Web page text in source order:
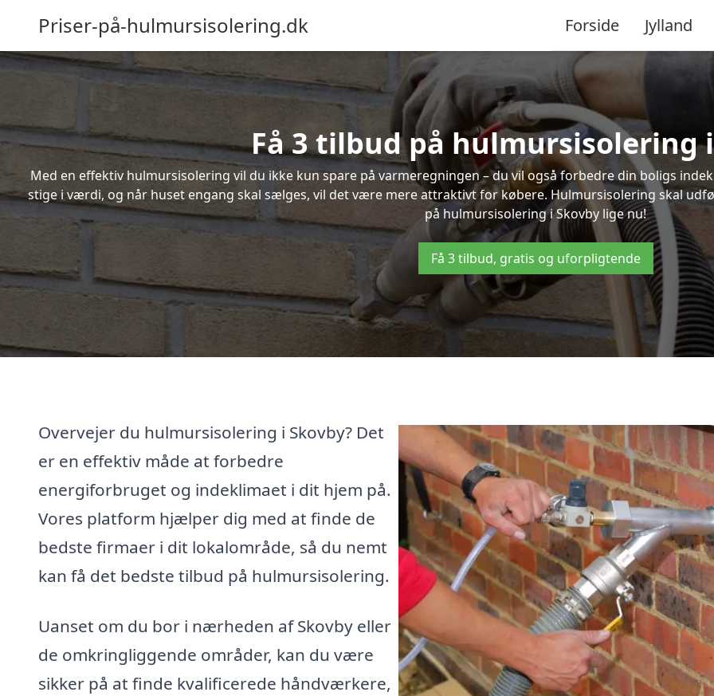
Priser-på-hulmursisolering.dk Forside Jylland
Få 3 tilbud på hulmursisolering
Med en effektiv hulmursisolering vil du ikke kun spare på varmeregningen – du vil også forbedre din boligs
stige i værdi, og når huset engang skal sælges, vil det være mere attraktivt for købere. Hulmursisolering skal
på hulmursisolering i Skovby lige nu!
Få 3 tilbud, gratis og uforpligtende
Overvejer du hulmursisolering i Skovby? Det
er en effektiv måde at forbedre
energiforbruget og indeklimaet i dit hjem på.
Vores platform hjælper dig med at finde de
bedste firmaer i dit lokalområde, så du nemt
kan få det bedste tilbud på hulmursisolering.
Uanset om du bor i nærheden af Skovby eller
de omkringliggende områder, kan du være
sikker på at finde kvalificerede håndværkere,